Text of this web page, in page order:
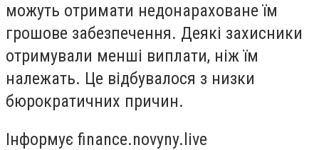
можуть отримати недонараховане їм
грошове забезпечення. Деякі захисники
отримували менші виплати, ніж їм
належать. Це відбувалося з низки
бюрократичних причин.
Інформує finance.novyny.live